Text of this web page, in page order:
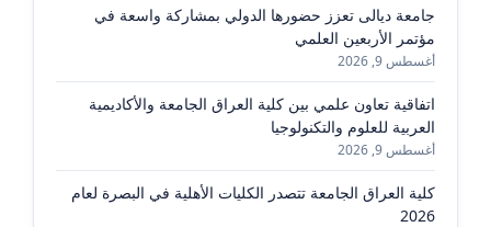
جامعة ديالى تعزز حضورها الدولي بمشاركة واسعة في
مؤتمر الأربعين العلمي
أغسطس 9, 2026
اتفاقية تعاون علمي بين كلية العراق الجامعة والأكاديمية
العربية للعلوم والتكنولوجيا
أغسطس 9, 2026
كلية العراق الجامعة تتصدر الكليات الأهلية في البصرة لعام
2026